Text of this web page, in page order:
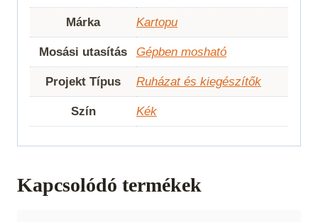
Márka Kartopu
Mosási utasítás Gépben mosható
Projekt Típus Ruházat és kiegészítők
Szín Kék
Kapcsolódó termékek